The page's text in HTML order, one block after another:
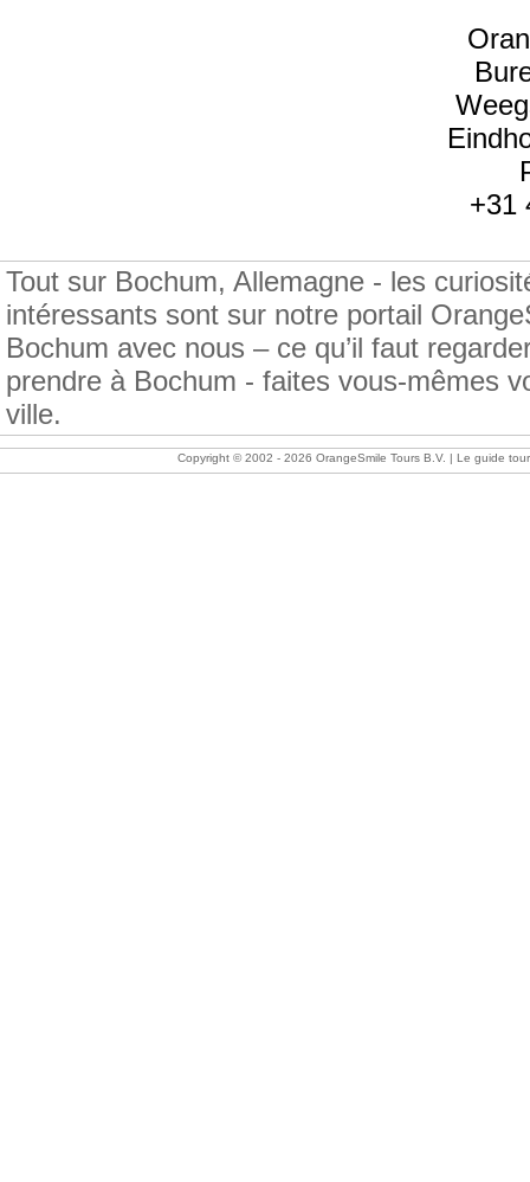
+31
Tout sur Bochum, Allemagne - les
intéressants sont sur notre portail
Bochum avec nous – ce qu’il faut
prendre à Bochum - faites vous-mêmes
ville.
Copyright © 2002 -2026 OrangeSmile Tours B.V. | Le guide